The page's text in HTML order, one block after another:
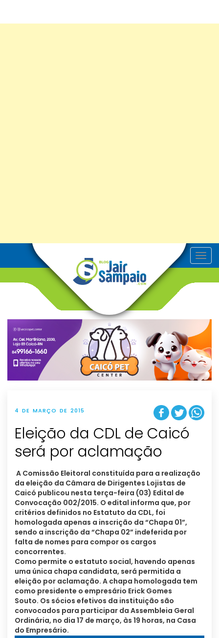
T
o
v
g
t
i
o
n
4 DE MARÇO DE 2015
Eleição da CDL de Caicó
será por aclamação
A Comissão Eleitoral constituída para a realização
da eleição da Câmara de Dirigentes Lojistas de
Caicó publicou nesta terça-feira (03) Edital de
Convocação 002/2015. O edital informa que, por
critérios definidos no Estatuto da CDL, foi
homologada apenas a inscrição da “Chapa 01”,
sendo a inscrição da “Chapa 02” indeferida por
falta de nomes para compor os cargos
concorrentes.
Como permite o estatuto social, havendo apenas
uma única chapa candidata, será permitida a
eleição por aclamação. A chapa homologada tem
como presidente o empresário Erick Gomes
Souto. Os sócios efetivos da instituição são
convocados para participar da Assembleia Geral
Ordinária, no dia 17 de março, às 19 horas, na Casa
do Empresário.